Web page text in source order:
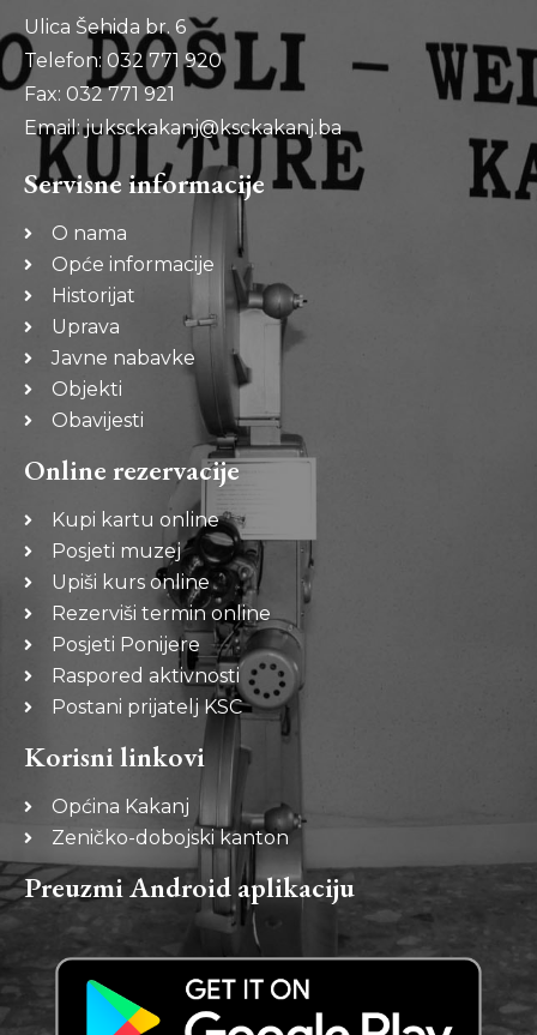
Ulica Šehida br. 6
Telefon: 032 771 920
Fax: 032 771 921
Email: juksckakanj@ksckakanj.ba
Servisne informacije
O nama
Opće informacije
Historijat
Uprava
Javne nabavke
Objekti
Obavijesti
Online rezervacije
Kupi kartu online
Posjeti muzej
Upiši kurs online
Rezerviši termin online
Posjeti Ponijere
Raspored aktivnosti
Postani prijatelj KSC
Korisni linkovi
Općina Kakanj
Zeničko-dobojski kanton
Preuzmi Android aplikaciju